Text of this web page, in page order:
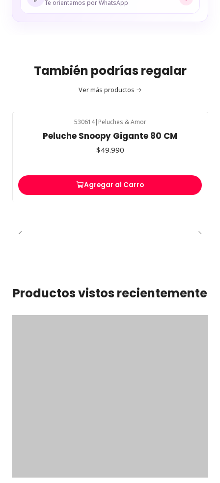
Te orientamos por WhatsApp
También podrías regalar
Ver más productos
530614| Peluches & Amor
Peluche Snoopy Gigante 80 CM
$49.990
Agregar al Carro
Productos vistos recientemente